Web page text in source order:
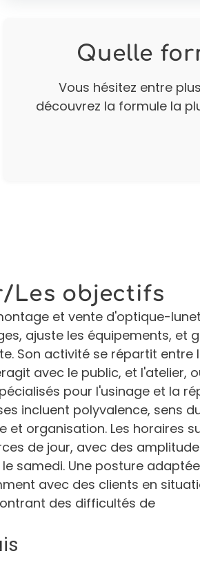
Quelle
Vous hésitez entre
découvrez la formule la
Les objectifs
et vente d'optique-
ajuste les équipements, et
Son activité se répartit entre
avec le public, et l'atelier,
pour l'usinage et la
incluent polyvalence, sens
et organisation. Les horaires
de jour, avec des
samedi. Une posture
avec des clients en
des difficultés de